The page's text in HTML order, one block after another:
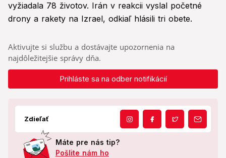
vyžiadala 78 životov. Irán v reakcii vyslal početné
drony a rakety na Izrael, odkiaľ hlásili tri obete.
Aktivujte si službu a dostávajte upozornenia na
najdôležitejšie správy dňa.
Prihláste sa na odber notifikácií
Zdieľať
Máte pre nás tip?
Pošlite nám ho